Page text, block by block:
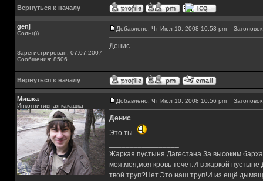
Вернуться к началу
genj
Солнц))
Зарегистрирован: 07.07.2007
Сообщения: 8506
Добавлено: Чт Июл 10, 2008 10:53 pm
Денис
Вернуться к началу
Мишка
Инкогнитивная какашка
Добавлено: Чт Июл 10, 2008 10:56 pm
Денис
Это ты.
Жаркая пустыня Дагестана.За высоким
моя,моя,моя кровь течёт.И в жаркой
твой труп?Нет.Это наш труп!И из ещё